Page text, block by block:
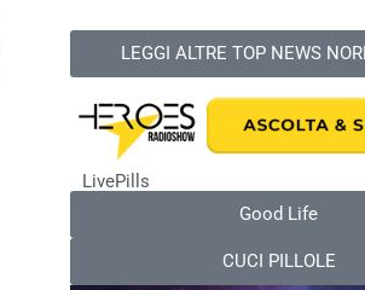
LEGGI ALTRE TOP NEWS
LivePills
Good Life
CUCI PILLOLE